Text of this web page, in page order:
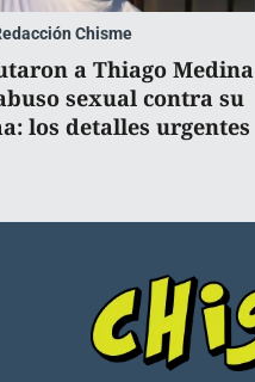
Chisme
a Thiago Medina
sexual contra su
los detalles urgentes